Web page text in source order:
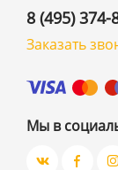
8 (495) 374-
Заказать
Мы в